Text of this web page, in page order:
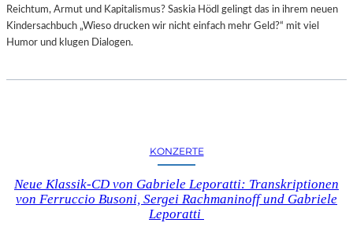
Reichtum, Armut und Kapitalismus? Saskia Hödl gelingt das in ihrem neuen
Kindersachbuch „Wieso drucken wir nicht einfach mehr Geld?“ mit viel
Humor und klugen Dialogen.
KONZERTE
Neue Klassik-CD von Gabriele Leporatti: Transkriptionen
von Ferruccio Busoni, Sergei Rachmaninoff und Gabriele
Leporatti